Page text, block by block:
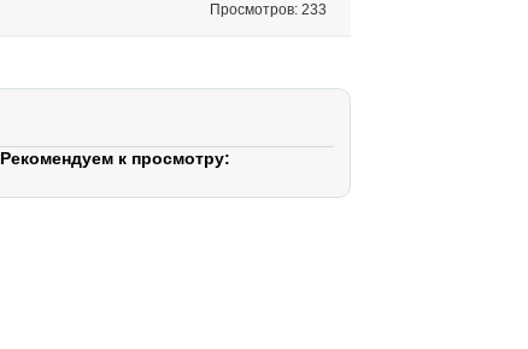
Просмотров: 233
Рекомендуем к просмотру: